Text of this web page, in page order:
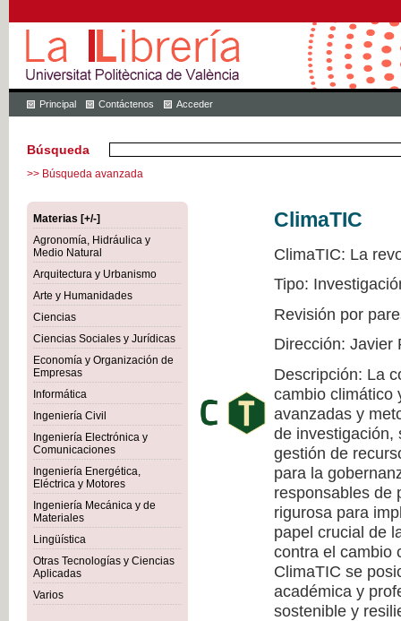
Principal Contáctenos Acceder
Búsqueda
>> Búsqueda avanzada
Materias [+/-]
Agronomía, Hidráulica y
Medio Natural
Arquitectura y Urbanismo
Arte y Humanidades
Ciencias
Ciencias Sociales y Jurídicas
Economía y Organización de
Empresas
Informática
Ingeniería Civil
Ingeniería Electrónica y
Comunicaciones
Ingeniería Energética,
Eléctrica y Motores
Ingeniería Mecánica y de
Materiales
Lingüística
Otras Tecnologías y Ciencias
Aplicadas
Varios
ClimaTIC
ClimaTIC: La
Tipo:
Revisión por
Dirección: Javier
Descripción: La
cambio climático
avanzadas y
de investigación,
gestión de
para la
responsables de
rigurosa para
papel crucial de
contra el cambio
ClimaTIC se
académica y
sostenible y